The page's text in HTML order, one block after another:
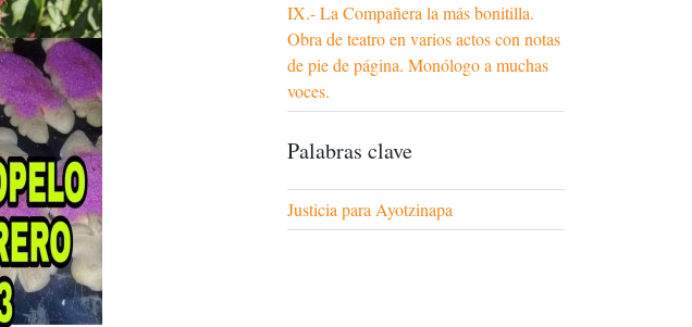
IX.- La Compañera la más bonitilla.
Obra de teatro en varios actos con notas
de pie de página. Monólogo a muchas
voces.
Palabras clave
Justicia para Ayotzinapa